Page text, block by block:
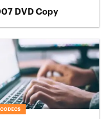
DVD Copy
CODECS